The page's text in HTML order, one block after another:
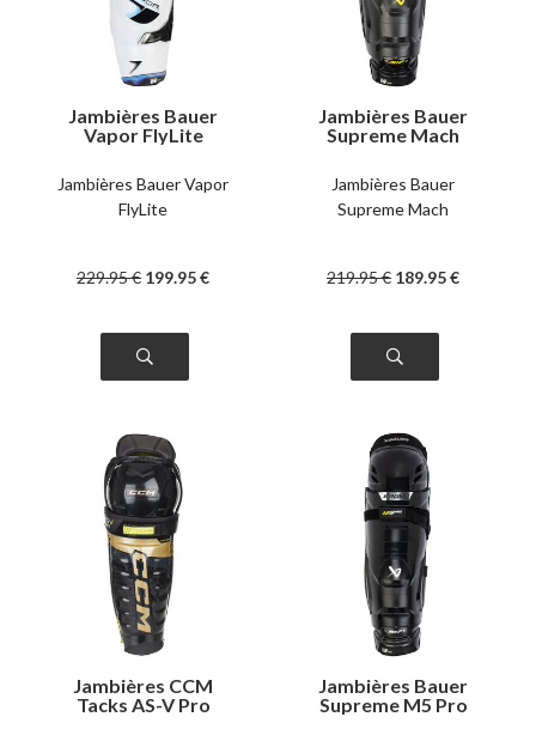
Jambières Bauer
Vapor FlyLite
Jambières Bauer Vapor
FlyLite
229.95€ 199.95€
Jambières Bauer
Supreme Mach
Jambières Bauer
Supreme Mach
219.95€ 189.95€
Jambières CCM
Tacks AS-V Pro
Jambières Bauer
Supreme M5 Pro